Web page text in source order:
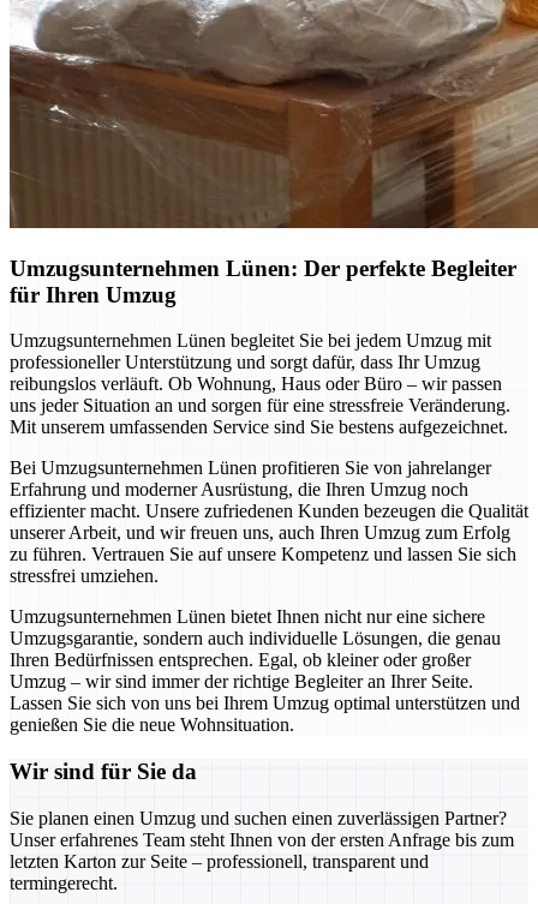
Umzugsunternehmen Lünen: Der perfekte Begleiter
für Ihren Umzug
Umzugsunternehmen Lünen begleitet Sie bei jedem Umzug mit
professioneller Unterstützung und sorgt dafür, dass Ihr Umzug
reibungslos verläuft. Ob Wohnung, Haus oder Büro – wir passen
uns jeder Situation an und sorgen für eine stressfreie Veränderung.
Mit unserem umfassenden Service sind Sie bestens aufgezeichnet.
Bei Umzugsunternehmen Lünen profitieren Sie von jahrelanger
Erfahrung und moderner Ausrüstung, die Ihren Umzug noch
effizienter macht. Unsere zufriedenen Kunden bezeugen die Qualität
unserer Arbeit, und wir freuen uns, auch Ihren Umzug zum Erfolg
zu führen. Vertrauen Sie auf unsere Kompetenz und lassen Sie sich
stressfrei umziehen.
Umzugsunternehmen Lünen bietet Ihnen nicht nur eine sichere
Umzugsgarantie, sondern auch individuelle Lösungen, die genau
Ihren Bedürfnissen entsprechen. Egal, ob kleiner oder großer
Umzug – wir sind immer der richtige Begleiter an Ihrer Seite.
Lassen Sie sich von uns bei Ihrem Umzug optimal unterstützen und
genießen Sie die neue Wohnsituation.
Wir sind für Sie da
Sie planen einen Umzug und suchen einen zuverlässigen Partner?
Unser erfahrenes Team steht Ihnen von der ersten Anfrage bis zum
letzten Karton zur Seite – professionell, transparent und
termingerecht.